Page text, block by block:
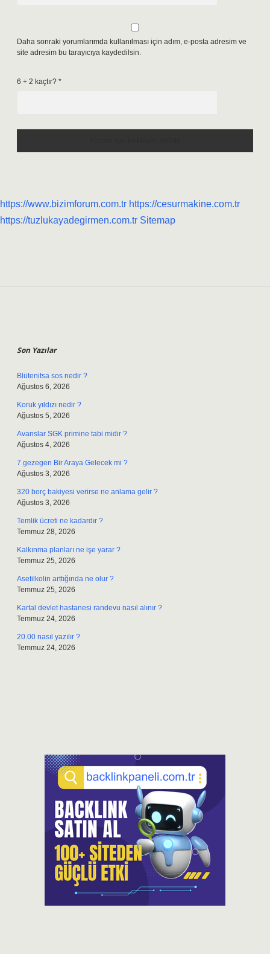
Daha sonraki yorumlarımda kullanılması için adım, e-posta adresim ve
site adresim bu tarayıcıya kaydedilsin.
6 + 2 kaçtır? *
https://www.bizimforum.com.tr https://cesurmakine.com.tr
https://tuzlukayadegirmen.com.tr Sitemap
Son Yazılar
Blütenitsa sos nedir ?
Ağustos 6, 2026
Koruk yıldızı nedir ?
Ağustos 5, 2026
Avanslar SGK primine tabi midir ?
Ağustos 4, 2026
7 gezegen Bir Araya Gelecek mi ?
Ağustos 3, 2026
320 borç bakiyesi verirse ne anlama gelir ?
Ağustos 3, 2026
Temlik ücreti ne kadardır ?
Temmuz 28, 2026
Kalkınma planları ne işe yarar ?
Temmuz 25, 2026
Asetilkolin arttığında ne olur ?
Temmuz 25, 2026
Kartal devlet hastanesi randevu nasıl alınır ?
Temmuz 24, 2026
20.00 nasıl yazılır ?
Temmuz 24, 2026